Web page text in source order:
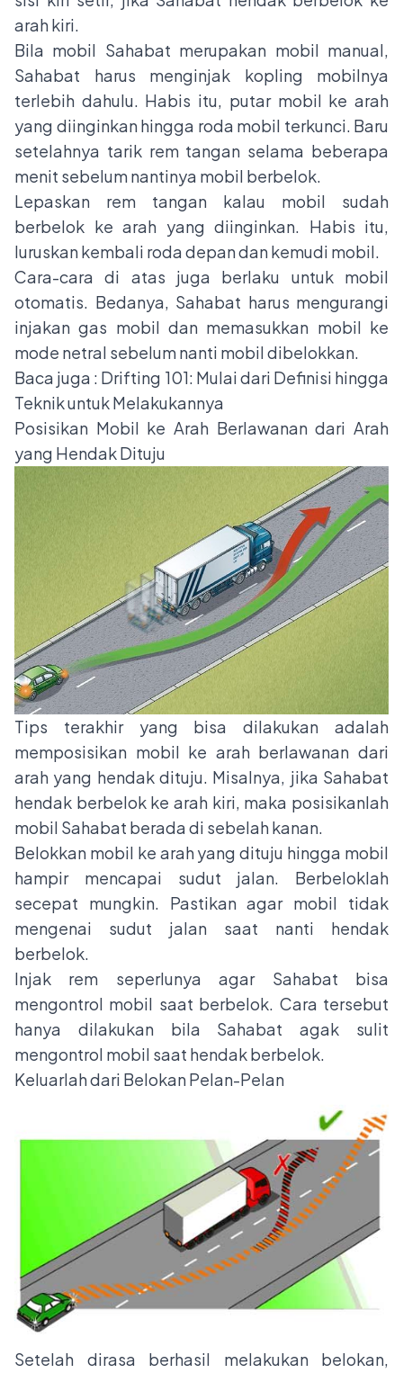
arah kiri.
Bila mobil Sahabat merupakan mobil manual,
Sahabat harus menginjak kopling mobilnya
terlebih dahulu. Habis itu, putar mobil ke arah
yang diinginkan hingga roda mobil terkunci. Baru
setelahnya tarik rem tangan selama beberapa
menit sebelum nantinya mobil berbelok.
Lepaskan rem tangan kalau mobil sudah
berbelok ke arah yang diinginkan. Habis itu,
luruskan kembali roda depan dan kemudi mobil.
Cara-cara di atas juga berlaku untuk mobil
otomatis. Bedanya, Sahabat harus mengurangi
injakan gas mobil dan memasukkan mobil ke
mode netral sebelum nanti mobil dibelokkan.
Baca juga : Drifting 101: Mulai dari Definisi hingga
Teknik untuk Melakukannya
Posisikan Mobil ke Arah Berlawanan dari Arah
yang Hendak Dituju
Tips terakhir yang bisa dilakukan adalah
memposisikan mobil ke arah berlawanan dari
arah yang hendak dituju. Misalnya, jika Sahabat
hendak berbelok ke arah kiri, maka posisikanlah
mobil Sahabat berada di sebelah kanan.
Belokkan mobil ke arah yang dituju hingga mobil
hampir mencapai sudut jalan. Berbeloklah
secepat mungkin. Pastikan agar mobil tidak
mengenai sudut jalan saat nanti hendak
berbelok.
Injak rem seperlunya agar Sahabat bisa
mengontrol mobil saat berbelok. Cara tersebut
hanya dilakukan bila Sahabat agak sulit
mengontrol mobil saat hendak berbelok.
Keluarlah dari Belokan Pelan-Pelan
Setelah dirasa berhasil melakukan belokan,